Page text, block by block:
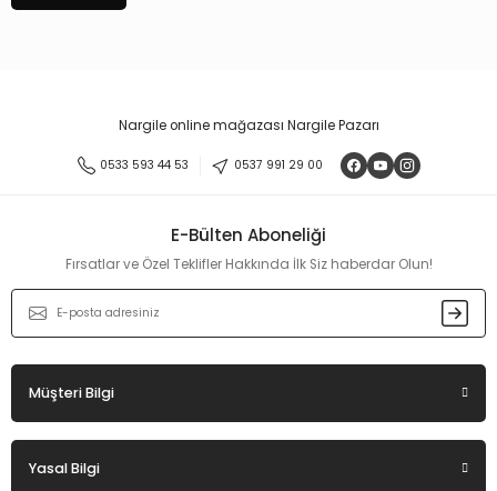
Nargile online mağazası Nargile Pazarı
0533 593 44 53 0537 991 29 00
E-Bülten Aboneliği
Fırsatlar ve Özel Teklifler Hakkında İlk Siz haberdar Olun!
Müşteri Bilgi
Yasal Bilgi